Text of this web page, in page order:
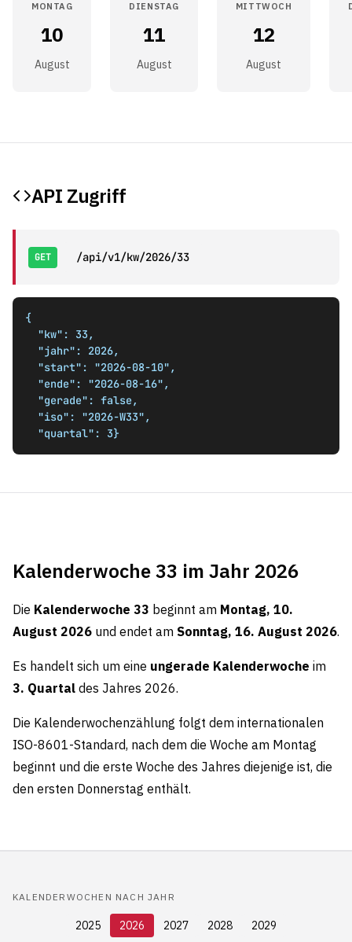
MONTAG
10
August
DIENSTAG
11
August
MITTWOCH
12
August
API Zugriff
GET /api/v1/kw/2026/33
{
  "quartal": 3}
Kalenderwoche 33 im Jahr 2026
Die Kalenderwoche 33 beginnt am Montag, 10.
August 2026 und endet am Sonntag, 16. August 2026.
Es handelt sich um eine ungerade Kalenderwoche im
3. Quartal des Jahres 2026.
Die Kalenderwochenzählung folgt dem internationalen
ISO-8601-Standard, nach dem die Woche am Montag
beginnt und die erste Woche des Jahres diejenige ist, die
den ersten Donnerstag enthält.
KALENDERWOCHEN NACH JAHR
2025 2026 2027 2028 2029